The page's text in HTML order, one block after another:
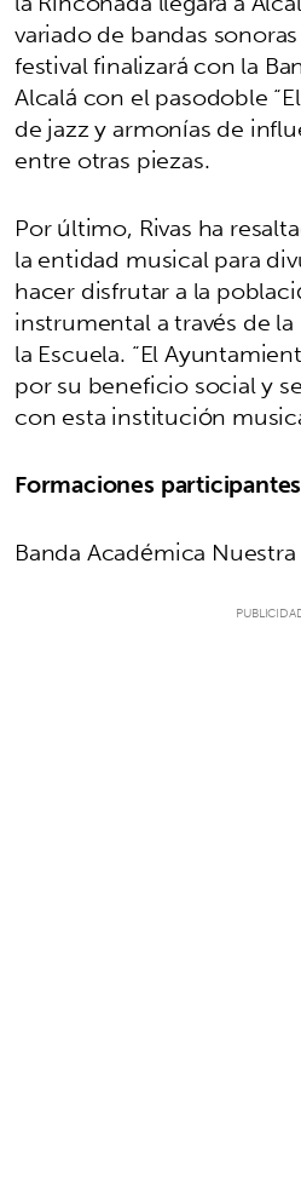
variado de bandas
festival finalizará con la
Alcalá con el pasodoble
de jazz y armonías de
entre otras piezas.
Por último, Rivas ha
la entidad musical para
hacer disfrutar a la
instrumental a través de
la Escuela. “El
por su beneficio social y
con esta institución
Formaciones
Banda Académica